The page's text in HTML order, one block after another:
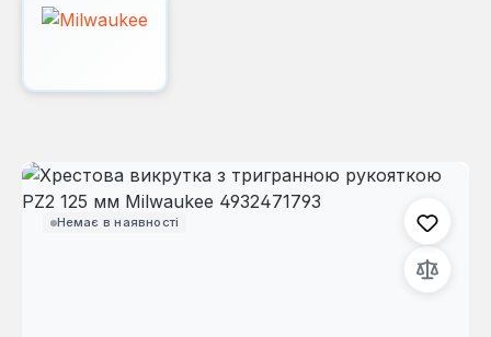
Немає в наявності
Пропустити галерею зображень